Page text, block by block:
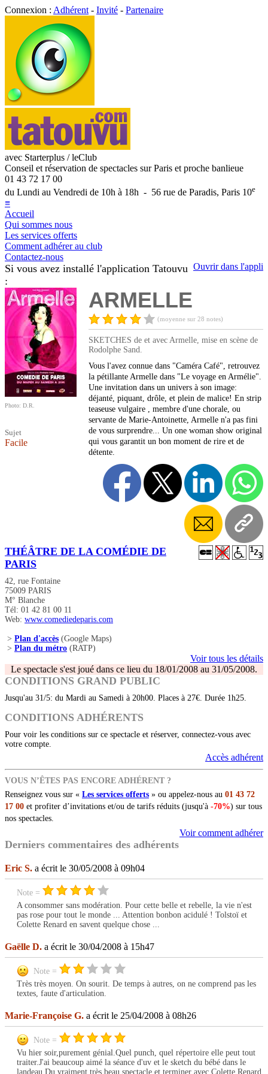
Connexion : Adhérent - Invité - Partenaire
avec Starterplus / leClub
Conseil et réservation de spectacles sur Paris et proche banlieue
01 43 72 17 00
du Lundi au Vendredi de 10h à 18h - 56 rue de Paradis, Paris 10e
≡
Accueil
Qui sommes nous
Les services offerts
Comment adhérer au club
Contactez-nous
Ouvrir dans l'appli
Si vous avez installé l'application Tatouvu
:
Photo: D.R.
Sujet
Facile
ARMELLE
(moyenne sur 28 notes)
SKETCHES de et avec Armelle, mise en scène de
Rodolphe Sand.
Vous l'avez connue dans "Caméra Café", retrouvez
la pétillante Armelle dans "Le voyage en Armélie".
Une invitation dans un univers à son image:
déjanté, piquant, drôle, et plein de malice! En strip
teaseuse vulgaire , membre d'une chorale, ou
servante de Marie-Antoinette, Armelle n'a pas fini
de vous surprendre... Un one woman show original
qui vous garantit un bon moment de rire et de
détente.
THÉÂTRE DE LA COMÉDIE DE
PARIS
42, rue Fontaine
75009 PARIS
M° Blanche
Tél: 01 42 81 00 11
Web: www.comediedeparis.com
> Plan d'accès (Google Maps)
> Plan du métro (RATP)
Voir tous les détails
Le spectacle s'est joué dans ce lieu du 18/01/2008 au 31/05/2008.
CONDITIONS GRAND PUBLIC
Jusqu'au 31/5: du Mardi au Samedi à 20h00. Places à 27€. Durée 1h25.
CONDITIONS ADHÉRENTS
Pour voir les conditions sur ce spectacle et réserver, connectez-vous avec
votre compte.
Accès adhérent
VOUS N’ÊTES PAS ENCORE ADHÉRENT ?
Renseignez vous sur « Les services offerts » ou appelez-nous au 01 43 72
17 00 et profiter d’invitations et/ou de tarifs réduits (jusqu'à -70%) sur tous
nos spectacles.
Voir comment adhérer
Derniers commentaires des adhérents
Eric S. a écrit le 30/05/2008 à 09h04
Note =
A consommer sans modération. Pour cette belle et rebelle, la vie n'est
pas rose pour tout le monde ... Attention bonbon acidulé ! Tolstoï et
Colette Renard en savent quelque chose ...
Gaëlle D. a écrit le 30/04/2008 à 15h47
Note =
Très très moyen. On sourit. De temps à autres, on ne comprend pas les
textes, faute d'articulation.
Marie-Françoise G. a écrit le 25/04/2008 à 08h26
Note =
Vu hier soir,purement génial.Quel punch, quel répertoire elle peut tout
traiter.J'ai beaucoup aimé la séance d'uv et le sketch du bébé dans le
landeau.Du vraiment très beau spectacle et terminer avec Colette Renard